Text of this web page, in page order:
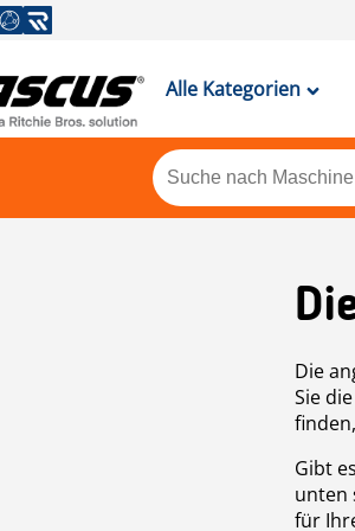
Alle Kategorien
Die
Sie
Gibt
unten
für